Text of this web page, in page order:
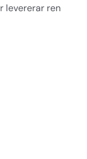
levererar ren